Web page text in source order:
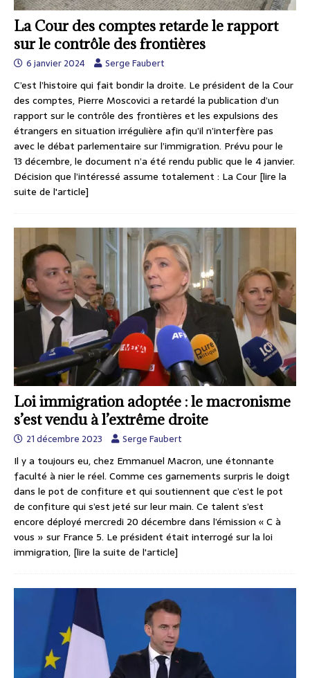
La Cour des comptes retarde le rapport
sur le contrôle des frontières
6 janvier 2024 Serge Faubert
C’est l’histoire qui fait bondir la droite. Le président de la Cour
des comptes, Pierre Moscovici a retardé la publication d’un
rapport sur le contrôle des frontières et les expulsions des
étrangers en situation irrégulière afin qu’il n’interfère pas
avec le débat parlementaire sur l’immigration. Prévu pour le
13 décembre, le document n’a été rendu public que le 4 janvier.
Décision que l’intéressé assume totalement : La Cour [lire la
suite de l'article]
Loi immigration adoptée : le macronisme
s’est vendu à l’extrême droite
21 décembre 2023 Serge Faubert
Il y a toujours eu, chez Emmanuel Macron, une étonnante
faculté à nier le réel. Comme ces garnements surpris le doigt
dans le pot de confiture et qui soutiennent que c’est le pot
de confiture qui s’est jeté sur leur main. Ce talent s’est
encore déployé mercredi 20 décembre dans l’émission « C à
vous » sur France 5. Le président était interrogé sur la loi
immigration, [lire la suite de l'article]